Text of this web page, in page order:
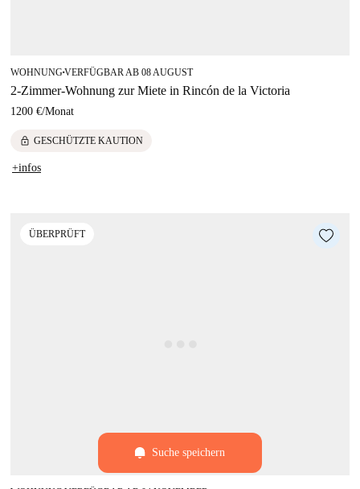
WOHNUNG■VERFÜGBAR AB 08 AUGUST
2-Zimmer-Wohnung zur Miete in Rincón de la Victoria
1200 €/Monat
lock GESCHÜTZTE KAUTION
+infos
ÜBERPRÜFT
Suche speichern